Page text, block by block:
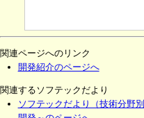
関連ページへのリンク
開発紹介のページへ
関連するソフテックだより
ソフテックだより（技術分野